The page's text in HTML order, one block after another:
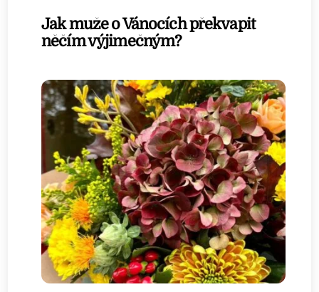
Jak muže o Vánocích překvapit
něčím výjimečným?